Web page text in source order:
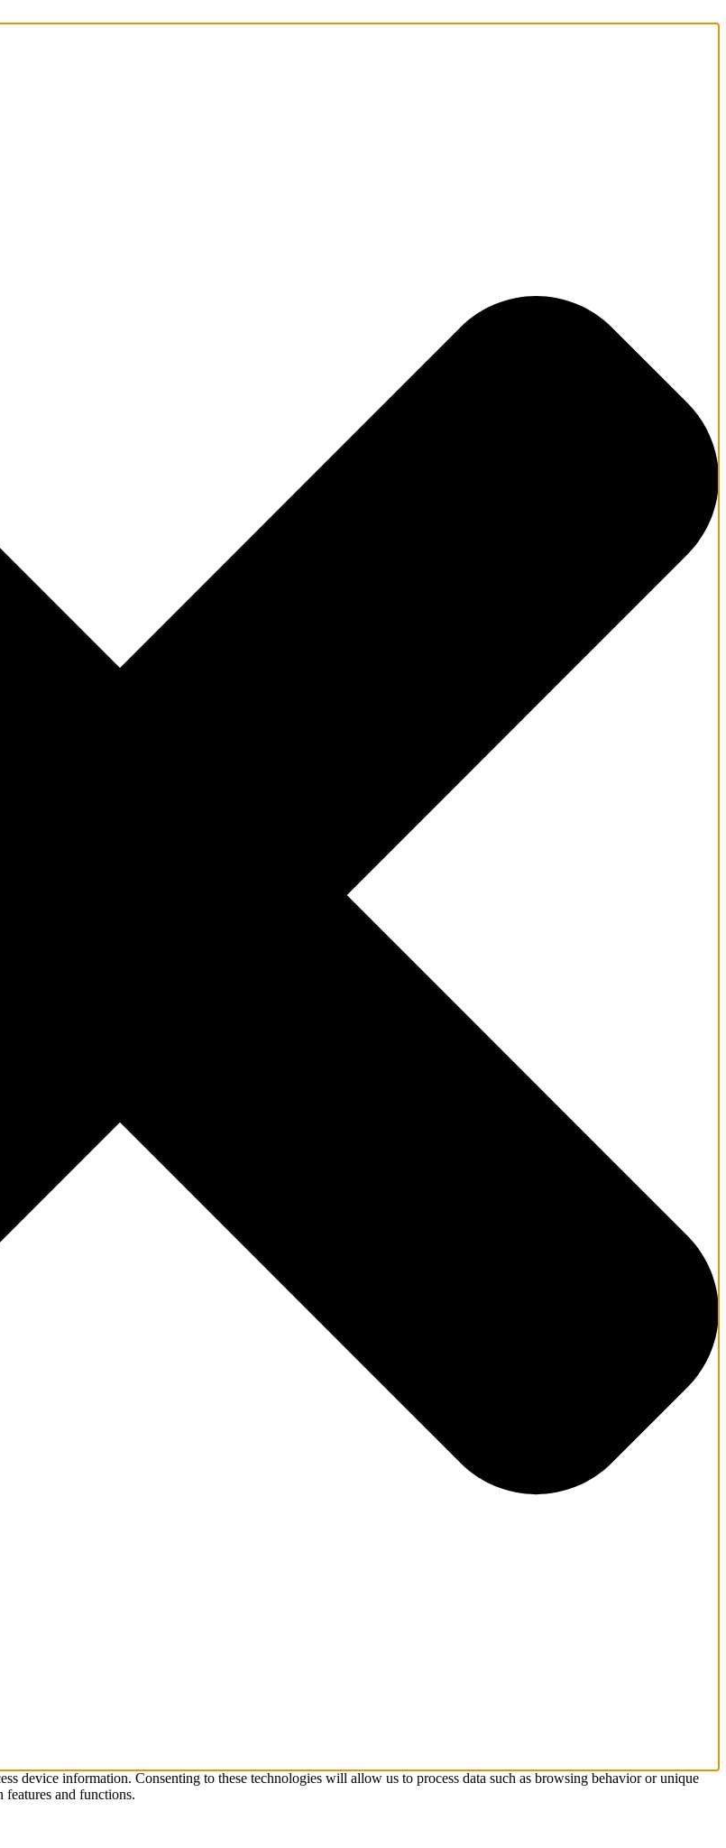
device information. Consenting to these technologies will allow us to process data such as browsing behavior or unique
and functions.